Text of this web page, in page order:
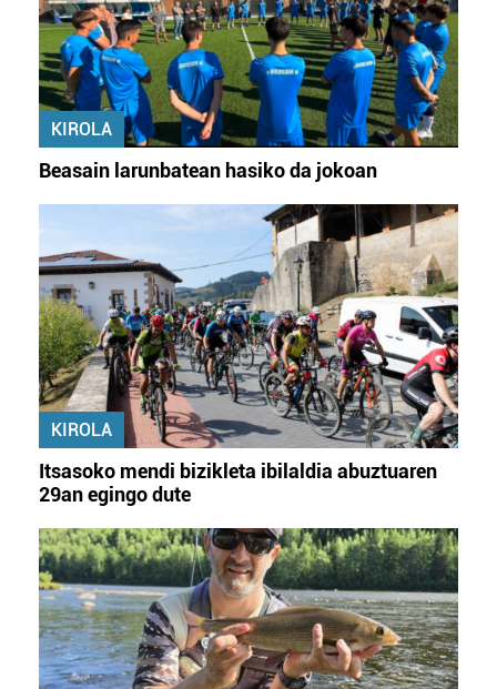
KIROLA
Beasain larunbatean hasiko da jokoan
KIROLA
Itsasoko mendi bizikleta ibilaldia abuztuaren
29an egingo dute